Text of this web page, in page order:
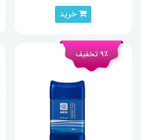
خرید
9٪ تخفیف